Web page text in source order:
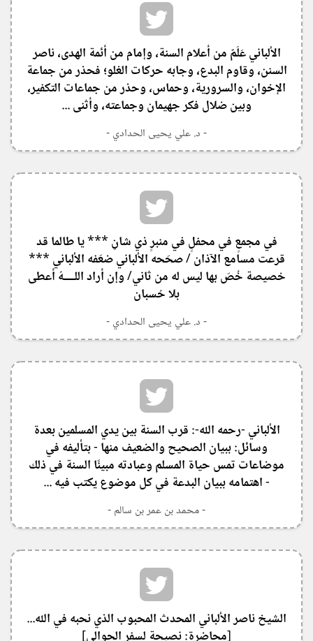
الألباني عَلَمٌ من أعلام السنة، وإمام من أئمة الهدى، ناصر
السنن، وقاوم البدع، وجابه حركات الغلو؛ فحذر من جماعة
الإخوان، والسرورية، وحماس، وحذر من جماعات التكفير،
وبين ضلال فكر جهيمان وجماعته، وأثنى ...
- د. علي يحيى الحدادي -
‏في مجمعٍ في محفلٍ في منبرٍ ذي شانِ *** يا طالما قد
قرعت مسامع الآذان / صحّحه الألباني ضعّفه الألباني ***
خصيصة خُصّ بها ليس له من ثاني/ وإن أراد اللــــهُ أعطى
بلا حُسبان
- د. علي يحيى الحدادي -
‏الألباني -رحمه الله-: قرب السنة بين يدي المسلمين بعدة
وسائل: ببيان الصحيح والضعيف منها - بتأليفه في
موضاعات تمس حياة المسلم وعبادته مبينًا السنة في ذلك
- اهتمامه ببيان البدعة في كل موضوع يكتب فيه ...
- محمد بن عمر بن سالم -
الشيخ ناصر الألباني المحدث المحبوب الذي نحبه في الله...
[محاضرة: نصيحة لسفر الحوالي]